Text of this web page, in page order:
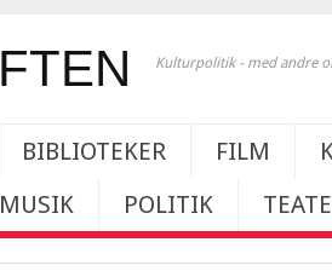
Kulturpolitik - med andre
BIBLIOTEKER FILM
MUSIK POLITIK